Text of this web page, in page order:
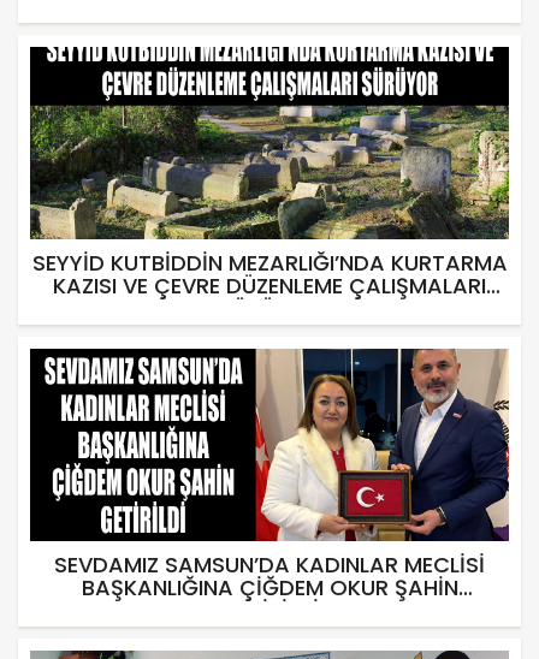
SEYYİD KUTBİDDİN MEZARLIĞI’NDA KURTARMA
KAZISI VE ÇEVRE DÜZENLEME ÇALIŞMALARI
SÜRÜYOR
SEVDAMIZ SAMSUN’DA KADINLAR MECLİSİ
BAŞKANLIĞINA ÇİĞDEM OKUR ŞAHİN
GETİRİLDİ